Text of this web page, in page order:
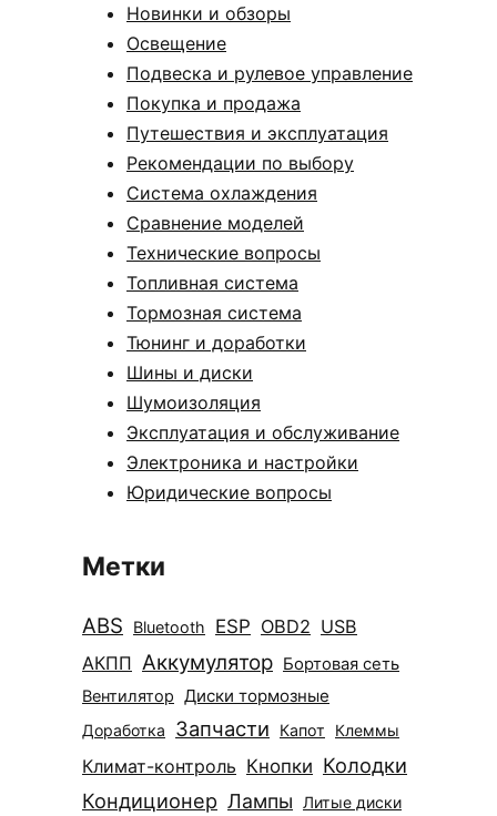
Новинки и обзоры
Освещение
Подвеска и рулевое управление
Покупка и продажа
Путешествия и эксплуатация
Рекомендации по выбору
Система охлаждения
Сравнение моделей
Технические вопросы
Топливная система
Тормозная система
Тюнинг и доработки
Шины и диски
Шумоизоляция
Эксплуатация и обслуживание
Электроника и настройки
Юридические вопросы
Метки
ABS Bluetooth ESP OBD2 USB
АКПП Аккумулятор Бортовая сеть
Вентилятор Диски тормозные
Доработка Запчасти Капот Клеммы
Климат-контроль Кнопки Колодки
Кондиционер Лампы Литые диски